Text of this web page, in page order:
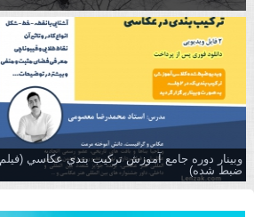
وبینار دوره جامع آموزش تركيب بندي عكاسي (فیلم
ضبط شده)